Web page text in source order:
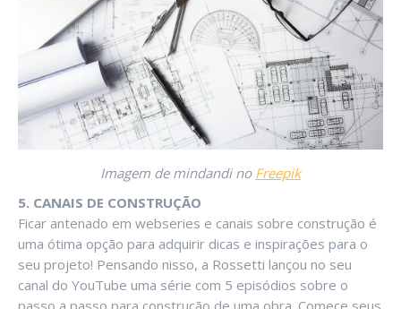
Imagem de mindandi no Freepik
5. CANAIS DE CONSTRUÇÃO
Ficar antenado em webseries e canais sobre construção é
uma ótima opção para adquirir dicas e inspirações para o
seu projeto! Pensando nisso, a Rossetti lançou no seu
canal do YouTube uma série com 5 episódios sobre o
passo a passo para construção de uma obra. Comece seus